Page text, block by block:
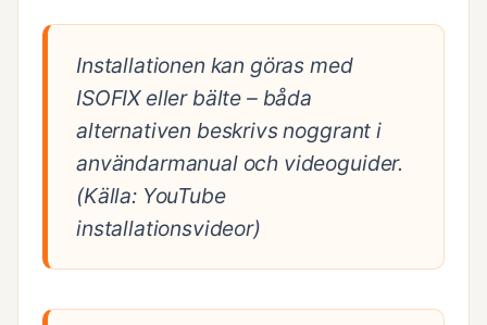
Installationen kan göras med
ISOFIX eller bälte – båda
alternativen beskrivs noggrant i
användarmanual och videoguider.
(Källa: YouTube
installationsvideor)